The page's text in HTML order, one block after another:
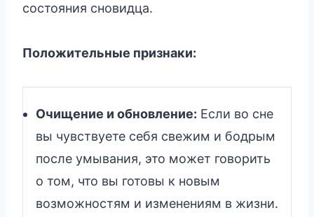
состояния сновидца.
Положительные признаки:
Очищение и обновление: Если во сне
вы чувствуете себя свежим и бодрым
после умывания, это может говорить
о том, что вы готовы к новым
возможностям и изменениям в жизни.